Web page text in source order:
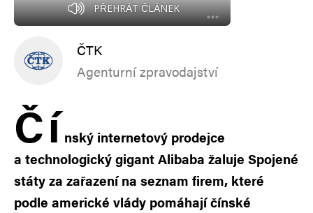
PŘEHRÁT ČLÁNEK
ČTK
Agenturní zpravodajství
Čí nský internetový prodejce
a technologický gigant Alibaba žaluje Spojené
státy za zařazení na seznam firem, které
podle americké vlády pomáhají čínské